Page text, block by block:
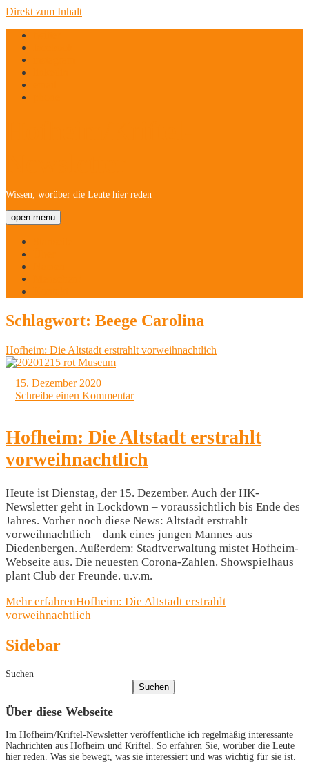
Direkt zum Inhalt
Wissen, worüber die Leute hier reden
open menu
Schlagwort: Beege Carolina
Hofheim: Die Altstadt erstrahlt vorweihnachtlich
15. Dezember 2020
Schreibe einen Kommentar
Hofheim: Die Altstadt erstrahlt
vorweihnachtlich
Heute ist Dienstag, der 15. Dezember. Auch der HK-
Newsletter geht in Lockdown – voraussichtlich bis Ende des
Jahres. Vorher noch diese News: Altstadt erstrahlt
vorweihnachtlich – dank eines jungen Mannes aus
Diedenbergen. Außerdem: Stadtverwaltung mistet Hofheim-
Webseite aus. Die neuesten Corona-Zahlen. Showspielhaus
plant Club der Freunde. u.v.m.
Mehr erfahrenHofheim: Die Altstadt erstrahlt
vorweihnachtlich
Sidebar
Suchen
Suchen
Über diese Webseite
Im Hofheim/Kriftel-Newsletter veröffentliche ich regelmäßig interessante
Nachrichten aus Hofheim und Kriftel. So erfahren Sie, worüber die Leute
hier reden. Was sie bewegt, was sie interessiert und was wichtig für sie ist.